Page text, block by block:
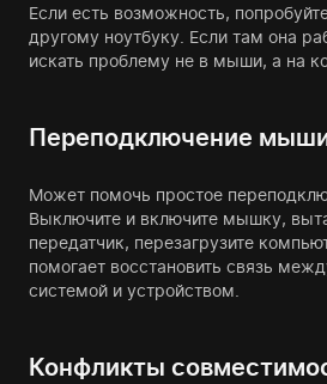
Если есть возможность,
другому ноутбуку. Если там она
искать проблему не в мыши, а на
Переподключение
Может помочь простое
Выключите и включите мышку,
передатчик, перезагрузите
помогает восстановить связь
системой и устройством.
Конфликты